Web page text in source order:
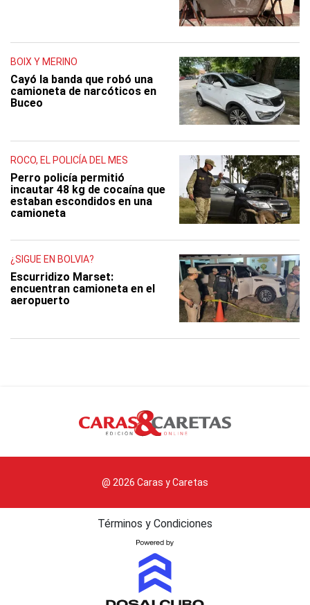
BOIX Y MERINO
Cayó la banda que robó una
camioneta de narcóticos en
Buceo
ROCO, EL POLICÍA DEL MES
Perro policía permitió
incautar 48 kg de cocaína que
estaban escondidos en una
camioneta
¿SIGUE EN BOLVIA?
Escurridizo Marset:
encuentran camioneta en el
aeropuerto
@ 2026 Caras y Caretas
Términos y Condiciones